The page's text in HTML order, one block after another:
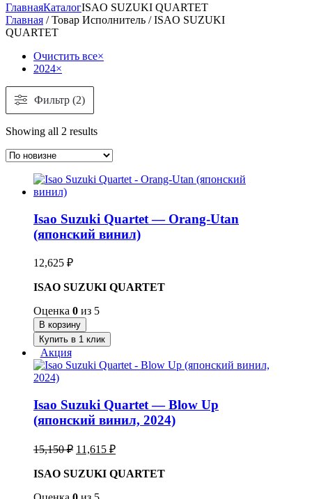
ГлавнаяКаталогISAO SUZUKI QUARTET
Главная / Товар Исполнитель / ISAO SUZUKI
QUARTET
Очистить все×
2024×
Фильтр (2)
Showing all 2 results
Isao Suzuki Quartet — Orang-Utan
(японский винил)
12,625 ₽
ISAO SUZUKI QUARTET
Оценка 0 из 5
В корзину
Купить в 1 клик
Акция
Isao Suzuki Quartet — Blow Up
(японский винил, 2024)
15,150₽ Первоначальная
составляла
11,615 ₽Текущая
11,615 ₽.
ISAO SUZUKI QUARTET